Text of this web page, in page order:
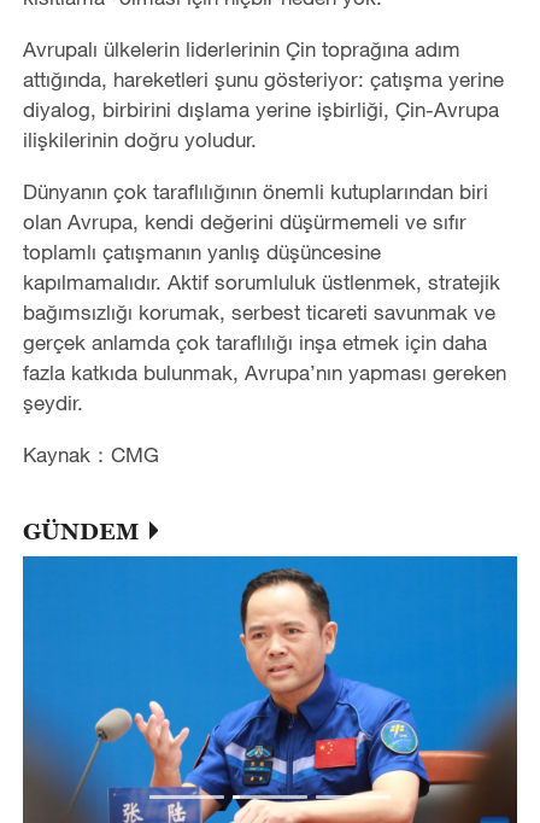
Avrupalı ülkelerin liderlerinin Çin toprağına adım
attığında, hareketleri şunu gösteriyor: çatışma yerine
diyalog, birbirini dışlama yerine işbirliği, Çin-Avrupa
ilişkilerinin doğru yoludur.
Dünyanın çok taraflılığının önemli kutuplarından biri
olan Avrupa, kendi değerini düşürmemeli ve sıfır
toplamlı çatışmanın yanlış düşüncesine
kapılmamalıdır. Aktif sorumluluk üstlenmek, stratejik
bağımsızlığı korumak, serbest ticareti savunmak ve
gerçek anlamda çok taraflılığı inşa etmek için daha
fazla katkıda bulunmak, Avrupa’nın yapması gereken
şeydir.
Kaynak：CMG
GÜNDEM